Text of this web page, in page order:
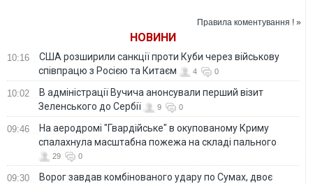
Правила коментування ! »
НОВИНИ
10:16
США розширили санкції проти Куби через військову
співпрацю з Росією та Китаєм
4 0
10:02
В адміністрації Вучича анонсували перший візит
Зеленського до Сербії
9 0
09:46
На аеродромі "Гвардійське" в окупованому Криму
спалахнула масштабна пожежа на складі пального
29 0
09:30
Ворог завдав комбінованого удару по Сумах, двоє